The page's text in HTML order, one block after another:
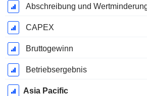
Dezember
Abschreibung und
CAPEX
Bruttogewinn
Betriebsergebnis
Asia Pacific